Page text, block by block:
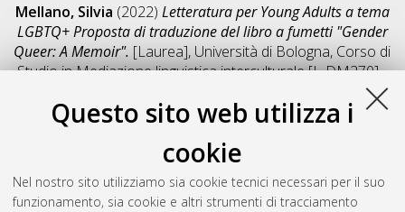
Questo sito web utilizza i
cookie
Nel nostro sito utilizziamo sia cookie tecnici necessari per il suo
funzionamento, sia cookie e altri strumenti di tracciamento
Mellano, Silvia (2022) Letteratura per Young Adults a tema
LGBTQ+ Proposta di traduzione del libro a fumetti "Gender
Queer: A Memoir". [Laurea], Università di Bologna, Corso di
Studio inMediazione linguistica interculturale [L-DM270] -
Salva citazione
Condividi
Il full-text non è disponibile per scelta dell'autore. (
Abstract